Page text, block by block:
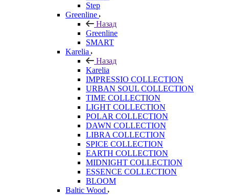
Step
Greenline
Назад
Greenline
SMART
Karelia
Назад
Karelia
IMPRESSIO COLLECTION
URBAN SOUL COLLECTION
TIME COLLECTION
LIGHT COLLECTION
POLAR COLLECTION
DAWN COLLECTION
LIBRA COLLECTION
SPICE COLLECTION
EARTH COLLECTION
MIDNIGHT COLLECTION
ESSENCE COLLECTION
BLOOM
Baltic Wood